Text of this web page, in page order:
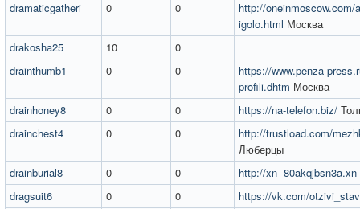
dramaticgatheri
0 0
http://
igolo.html Москва
drakosha25
10
0
drainthumb1
0 0
https://www.penza-
profili.dhtm Москва
drainhoney8
0 0 https://na-telefon.biz/
drainchest4
0 0
http://trustload.com/
Люберцы
drainburial8
0 0
http://xn--
dragsuit6
0 0
https://vk.com/